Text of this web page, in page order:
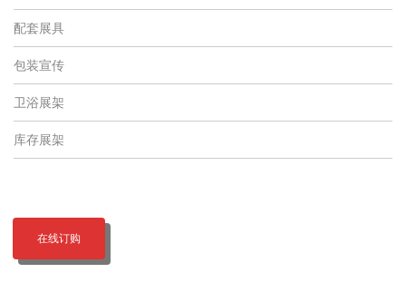
配套展具
包装宣传
卫浴展架
库存展架
在线订购